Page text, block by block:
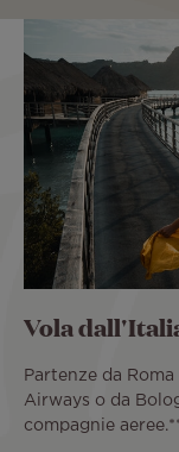
Vola
Partenze da
Airways o da
compagnie